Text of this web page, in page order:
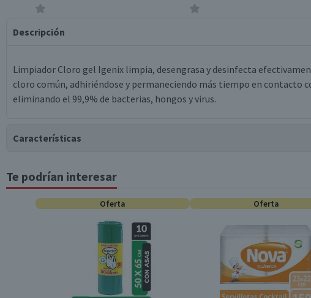
Descripción
Limpiador Cloro gel Igenix limpia, desengrasa y desinfecta
cloro común, adhiriéndose y permaneciendo más tiempo en contacto
eliminando el 99,9% de bacterias, hongos y virus.
Características
Tipo de Producto
900 ml
Te podrían interesar
Oferta Oferta